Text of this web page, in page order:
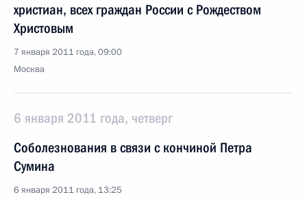
христиан, всех граждан России с Рождеством
Христовым
7 января 2011 года, 09:00
Москва
6 января 2011 года, четверг
Соболезнования в связи с кончиной Петра
Сумина
6 января 2011 года, 13:25